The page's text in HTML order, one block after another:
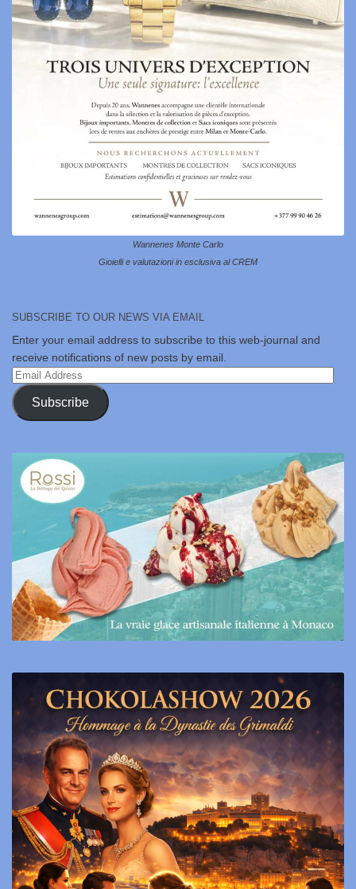
Wannenes Monte Carlo
Gioielli e valutazioni in esclusiva al CREM
SUBSCRIBE TO OUR NEWS VIA EMAIL
Enter your email address to subscribe to this web-journal and
receive notifications of new posts by email.
Email
Address
Subscribe